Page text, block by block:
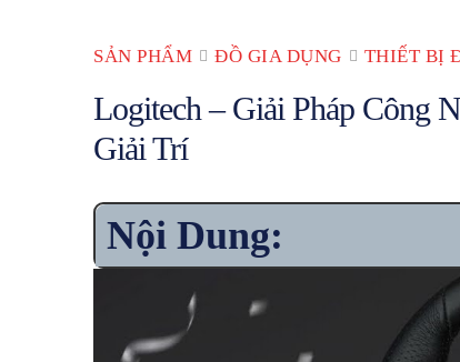
SẢN PHẨM ĐỒ GIA DỤNG THIẾT BỊ
Logitech – Giải Pháp Công
Giải Trí
Nội Dung: